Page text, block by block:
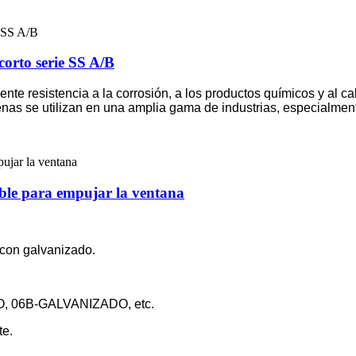
serie SS A/B
resistencia a la corrosión, a los productos químicos y al
se utilizan en una amplia gama de industrias,
para empujar la ventana
galvanizado.
06B-GALVANIZADO, etc.